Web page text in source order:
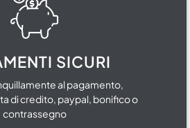
SICURI
al pagamento,
di credito, paypal, bonifico o
contrassegno